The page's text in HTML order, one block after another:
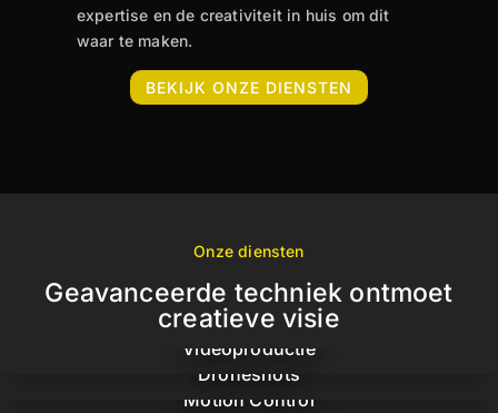
expertise en de creativiteit in huis om dit
waar te maken.
BEKIJK ONZE DIENSTEN
Onze diensten
Geavanceerde techniek ontmoet
creatieve visie
Videoproductie
Droneshots
Motion Control